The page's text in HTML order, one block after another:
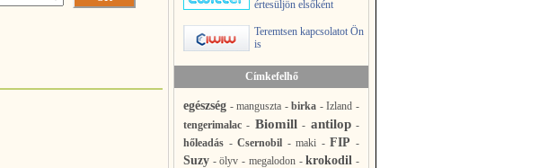
értesüljön elsőként
Teremtsen kapcsolatot Ön
is
Címkefelhő
egészség -manguszta -birka -Izland -
tengerimalac - Biomill- antilop-
hőleadás -Csernobil -maki -FIP -
Suzy -ölyv - megalodon-krokodil -